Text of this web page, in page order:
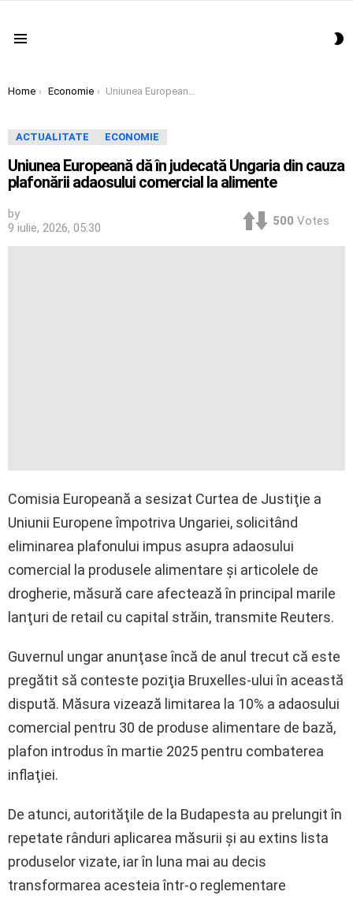
You are here:
Home Economie Uniunea Europeană dă în judecată Ungaria din cauza plafonării adaosului comercial la alimente
ACTUALITATE ECONOMIE
Uniunea Europeană dă în judecată Ungaria din cauza
plafonării adaosului comercial la alimente
by
9 iulie, 2026, 05:30
500 Votes
Comisia Europeană a sesizat Curtea de Justiţie a
Uniunii Europene împotriva Ungariei, solicitând
eliminarea plafonului impus asupra adaosului
comercial la produsele alimentare şi articolele de
drogherie, măsură care afectează în principal marile
lanţuri de retail cu capital străin, transmite Reuters.
Guvernul ungar anunţase încă de anul trecut că este
pregătit să conteste poziţia Bruxelles-ului în această
dispută. Măsura vizează limitarea la 10% a adaosului
comercial pentru 30 de produse alimentare de bază,
plafon introdus în martie 2025 pentru combaterea
inflaţiei.
De atunci, autorităţile de la Budapesta au prelungit în
repetate rânduri aplicarea măsurii şi au extins lista
produselor vizate, iar în luna mai au decis
transformarea acesteia într-o reglementare